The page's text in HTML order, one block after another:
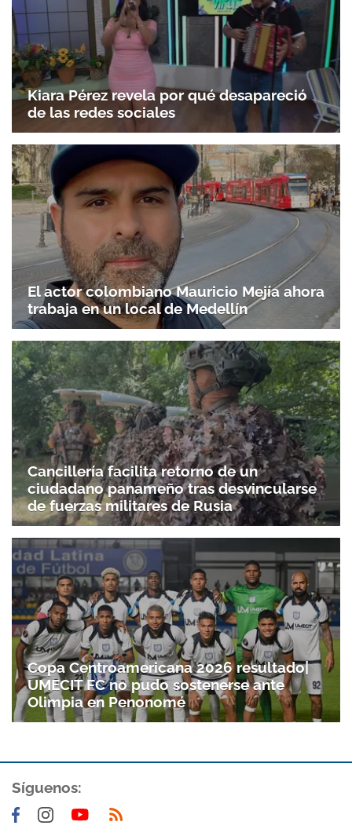
Kiara Pérez revela por qué desapareció
de las redes sociales
El actor colombiano Mauricio Mejía ahora
trabaja en un local de Medellín
Cancillería facilita retorno de un
ciudadano panameño tras desvincularse
de fuerzas militares de Rusia
Copa Centroamericana 2026 resultado|
UMECIT FC no pudo sostenerse ante
Olimpia en Penonomé
Síguenos: